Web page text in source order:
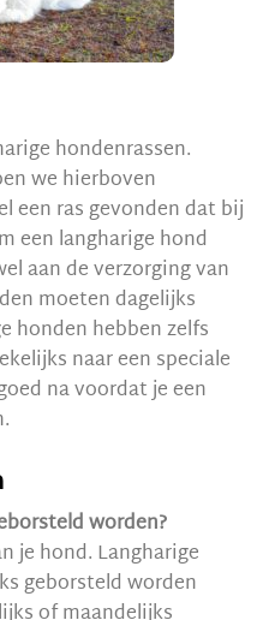
hondenrassen.
we hierboven
een ras gevonden dat bij
een langharige hond
aan de verzorging van
moeten dagelijks
honden hebben zelfs
naar een speciale
na voordat je een
worden?
je hond. Langharige
geborsteld worden